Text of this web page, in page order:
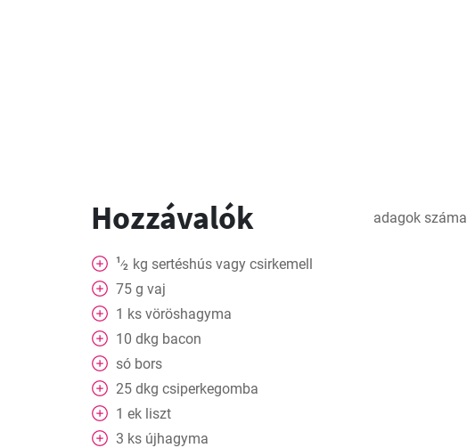
Hozzávalók adagok száma
1⁄2 kg sertéshús vagy csirkemell
75 g vaj
1 ks vöröshagyma
10 dkg bacon
só bors
25 dkg csiperkegomba
1 ek liszt
3 ks újhagyma